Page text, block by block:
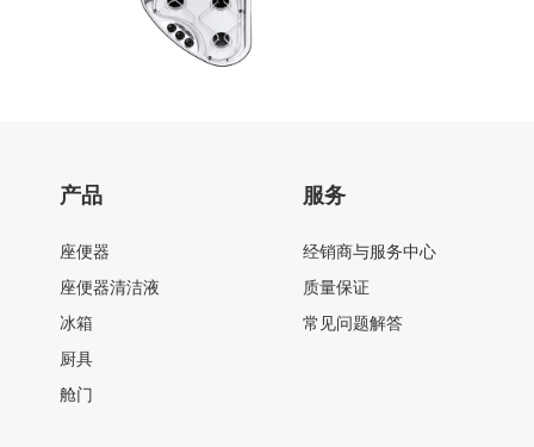
产品
座便器
座便器清洁液
冰箱
厨具
舱门
服务
经销商与服务中心
质量保证
常见问题解答